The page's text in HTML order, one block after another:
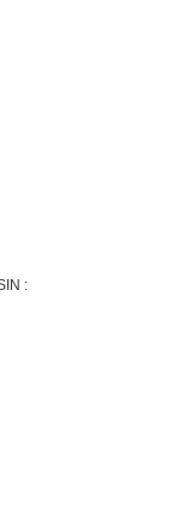
: